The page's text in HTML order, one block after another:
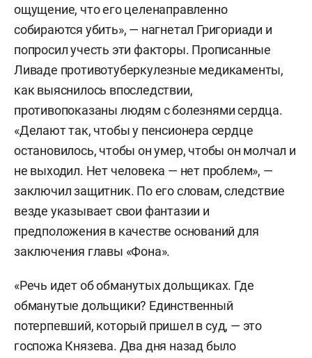
ощущение, что его целенаправленно
собираются убить», — нагнетал Григориади и
попросил учесть эти факторы. Прописанные
Ливаде противотуберкулезные медикаменты,
как выяснилось впоследствии,
противопоказаны людям с болезнями сердца.
«Делают так, чтобы у пенсионера сердце
остановилось, чтобы он умер, чтобы он молчал и
не выходил. Нет человека — нет проблем», —
заключил защитник. По его словам, следствие
везде указывает свои фантазии и
предположения в качестве оснований для
заключения главы «Фона».
«Речь идет об обманутых дольщиках. Где
обманутые дольщики? Единственный
потерпевший, который пришел в суд, — это
госпожа Князева. Два дня назад было